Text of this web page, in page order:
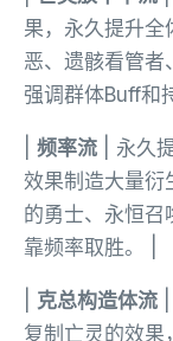
果，永久提升
恶、遗骸看管者
强调群体Buff和
频率流 | 永久
效果制造大量
的勇士、永恒召
靠频率取胜。 |
克总构造体流
复制亡灵的效